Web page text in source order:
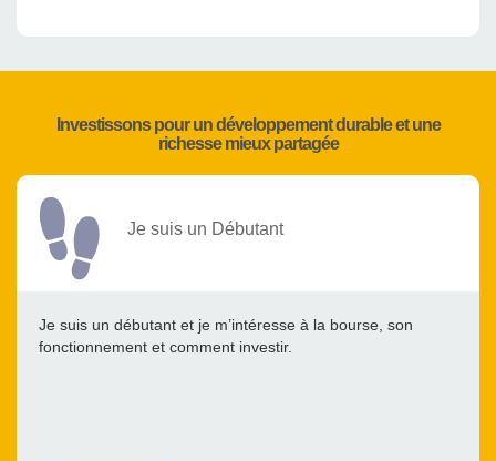
Investissons pour un développement durable et une
richesse mieux partagée
Je suis un Débutant
Je suis un débutant et je m’intéresse à la bourse, son
fonctionnement et comment investir.